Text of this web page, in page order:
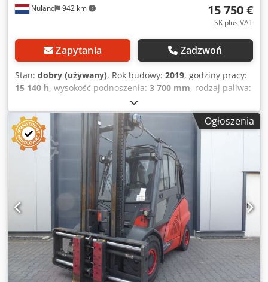
Nuland 942 km 15 750 €
SK plus VAT
Zapytania Zadzwoń
Stan: dobry (używany), Rok budowy: 2019, godziny pracy:
15 140 h, wysokość podnoszenia: 3 700 mm, rodzaj paliwa:
, wysokość konstrukcyjna:
mm, Linde H50D-02/600 Duplo 370, kabina z bocznym
przesuwem, silnik VW Diesel, rok produkcji 2019. Film
można przesłać przez WhatsApp. Aktualna oferta dostępna
na stronie internetowej. Ceny są podane dla odbioru w
Nuland. Dwodpfx Adezpyp Usksa Van de Wert Trading B.V.
posiada zmienną ofertę maszyn, ciężarówek, przyczep i
osprzętu. Wszystkie nasze dostawy realizowane są w
cenach handlowych, w stanie „tak jak jest”, bez gwarancji
(szczegóły w naszych ogólnych warunkach). W celu
obejrzenia i/lub wykonania jazdy próbnej, prosimy o
wcześniejsze umówienie wizyty. Prosimy o kontakt
telefoniczny przed przyjazdem, ponieważ nie zawsze
jesteśmy na miejscu. Van de Wert Trading B.V.
Bedrijfsstraat 3 5391 LR Nuland
Ogłoszenia